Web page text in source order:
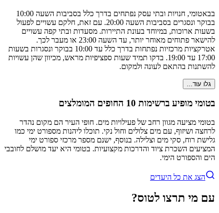
בבאטומי, חנויות ובתי עסק נפתחים בדרך כלל בסביבות השעה 10:00
בבוקר ונסגרים בסביבות השעה 20:00. עם זאת, חלקם עשויים לפעול
בשעות ארוכות, במיוחד בעונת התיירות. מסעדות ובתי קפה עשויים
להישאר פתוחים מאוחר יותר, עד השעה 23:00 או מעבר לכך.
אטרקציות מרכזיות נפתחות בדרך כלל עד 10:00 בבוקר ונסגרות בשעות
17:00 עד 19:00. בדקו תמיד שעות ספציפיות מראש, מכיוון שהן עשויות
להשתנות בהתאם לעונה ולמקום.
גלו עוד...
בטומי מופיע ברשימות 10 החופים המומלצים
בטומי מציעה מגוון רחב של פעילויות מים. חופי העיר הם מקום נהדר
לרחצה ושיזוף, עם מים צלולים וחול נקי. תוכלו ליהנות מספורט ימי כמו
גלישת רוח, סקי מים וצלילה. בנוסף, ישנם מספר מרכזי ספורט ימי
המציעים השכרת ציוד והדרכות מקצועיות. בטומי היא יעד מושלם לחובבי
הים והספורט הימי.
הצג את כל היעדים
עם מי תרצו לטוס?